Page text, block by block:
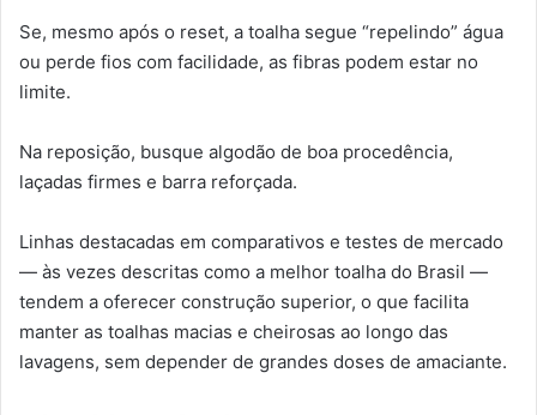
Se, mesmo após o reset, a toalha segue “repelindo” água
ou perde fios com facilidade, as fibras podem estar no
limite.
Na reposição, busque algodão de boa procedência,
laçadas firmes e barra reforçada.
Linhas destacadas em comparativos e testes de mercado
— às vezes descritas como a melhor toalha do Brasil —
tendem a oferecer construção superior, o que facilita
manter as toalhas macias e cheirosas ao longo das
lavagens, sem depender de grandes doses de amaciante.